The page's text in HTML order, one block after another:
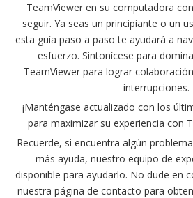
TeamViewer en su computadora
seguir. Ya seas un principiante o un
esta guía paso a paso te ayudará a
esfuerzo. Sintonícese para
TeamViewer para lograr
interrupciones.
¡Manténgase actualizado con los
para maximizar su experiencia con
Recuerde, si encuentra algún
más ayuda, nuestro equipo de
disponible para ayudarlo. No dude en
nuestra página de contacto para